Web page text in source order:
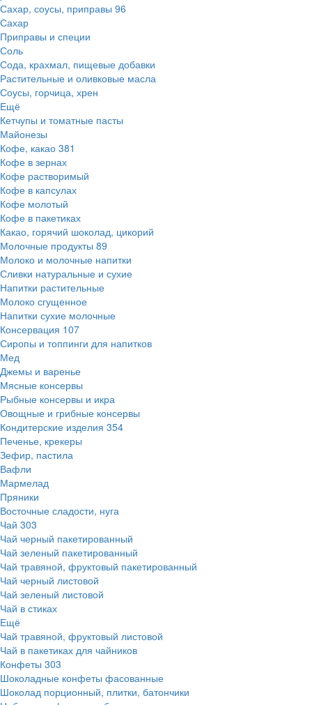
Сахар, соусы, приправы 96
Сахар
Приправы и специи
Соль
Сода, крахмал, пищевые добавки
Растительные и оливковые масла
Соусы, горчица, хрен
Ещё
Кетчупы и томатные пасты
Майонезы
Кофе, какао 381
Кофе в зернах
Кофе растворимый
Кофе в капсулах
Кофе молотый
Кофе в пакетиках
Какао, горячий шоколад, цикорий
Молочные продукты 89
Молоко и молочные напитки
Сливки натуральные и сухие
Напитки растительные
Молоко сгущенное
Напитки сухие молочные
Консервация 107
Сиропы и топпинги для напитков
Мед
Джемы и варенье
Мясные консервы
Рыбные консервы и икра
Овощные и грибные консервы
Кондитерские изделия 354
Печенье, крекеры
Зефир, пастила
Вафли
Мармелад
Пряники
Восточные сладости, нуга
Чай 303
Чай черный пакетированный
Чай зеленый пакетированный
Чай травяной, фруктовый пакетированный
Чай черный листовой
Чай зеленый листовой
Чай в стиках
Ещё
Чай травяной, фруктовый листовой
Чай в пакетиках для чайников
Конфеты 303
Шоколадные конфеты фасованные
Шоколад порционный, плитки, батончики